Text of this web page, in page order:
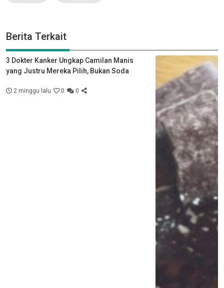
Berita Terkait
3 Dokter Kanker Ungkap Camilan Manis
yang Justru Mereka Pilih, Bukan Soda
2 minggu lalu 0 0